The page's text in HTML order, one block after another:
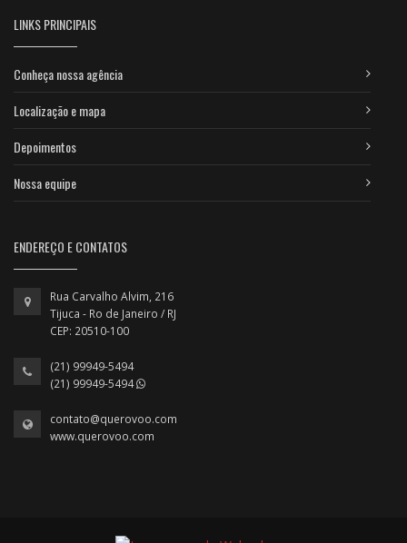
LINKS PRINCIPAIS
Conheça nossa agência
Localização e mapa
Depoimentos
Nossa equipe
ENDEREÇO E CONTATOS
Rua Carvalho Alvim, 216
Tijuca - Ro de Janeiro / RJ
CEP: 20510-100
(21) 99949-5494
(21) 99949-5494
contato@querovoo.com
www.querovoo.com